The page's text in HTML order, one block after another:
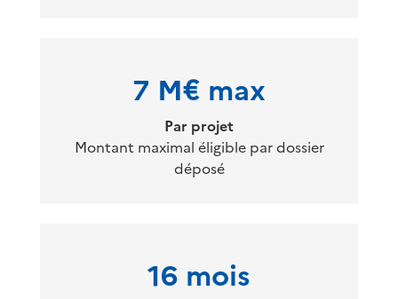
7 M€ max
Par projet
Montant maximal éligible par dossier
déposé
16 mois